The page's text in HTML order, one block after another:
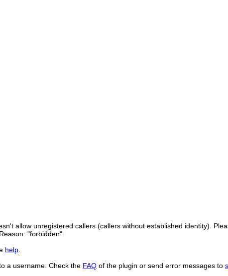
allow unregistered callers (callers without established identity).
"forbidden".
help
a username. Check the FAQ of the plugin or send error messages to